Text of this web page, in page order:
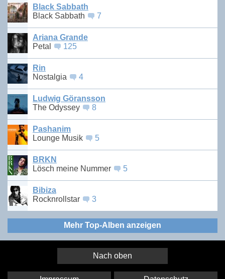
Black Sabbath
Black Sabbath
7
Ariana Grande
Petal
125
Rin
Nostalgia
4
Ludwig Göransson
The Odyssey
8
Pashanim
Lounge Musik
5
BRKN
Lösch meine Nummer
5
Bibiza
Rocknrollstar
3
Mehr Top-Alben anzeigen
Nach oben